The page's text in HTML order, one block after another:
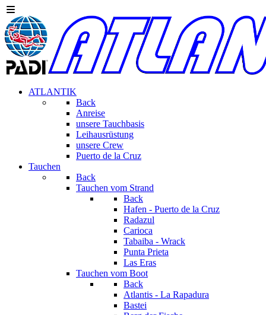
ATLANTIK
Back
Anreise
unsere Tauchbasis
Leihausrüstung
unsere Crew
Puerto de la Cruz
Tauchen
Back
Tauchen vom Strand
Back
Hafen - Puerto de la Cruz
Radazul
Carioca
Tabaiba - Wrack
Punta Prieta
Las Eras
Tauchen vom Boot
Back
Atlantis - La Rapadura
Bastei